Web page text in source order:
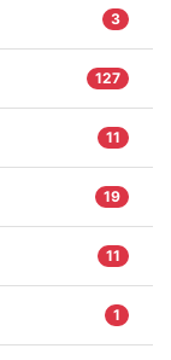
3
127
11
19
11
1